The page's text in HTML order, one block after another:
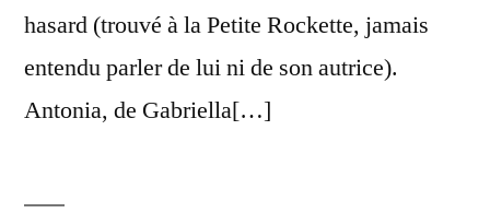
hasard (trouvé à la Petite Rockette, jamais
entendu parler de lui ni de son autrice).
Antonia, de Gabriella[…]